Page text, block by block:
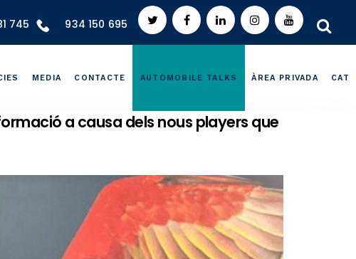
745 934 150 695
MEDIA CONTACTE AUTOMOBILE TALKS ÀREA PRIVADA CAT
a causa dels nous players que